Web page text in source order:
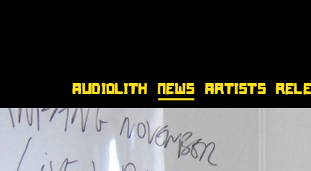
Audiolith News Artists